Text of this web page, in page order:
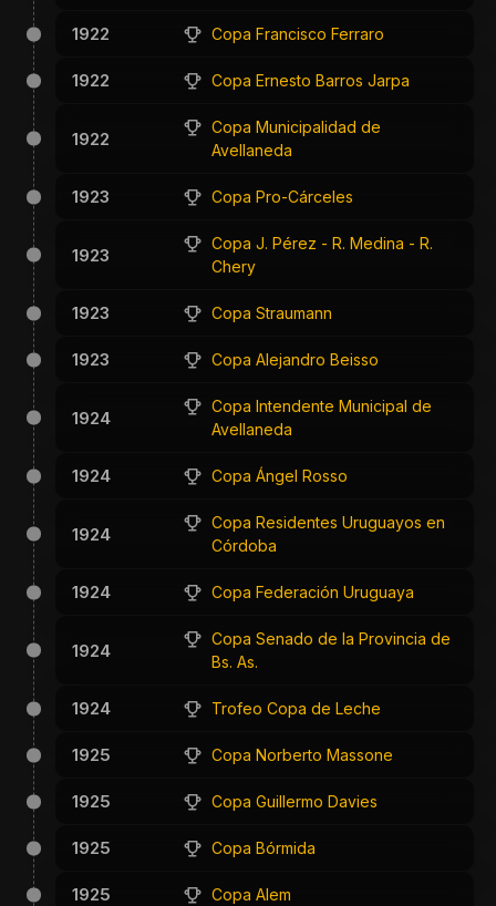
1922 Copa Francisco Ferraro
1922 Copa Ernesto Barros Jarpa
1922
Copa Municipalidad de
Avellaneda
1923 Copa Pro-Cárceles
1923
Copa J. Pérez - R. Medina - R.
Chery
1923 Copa Straumann
1923 Copa Alejandro Beisso
1924
Copa Intendente Municipal de
Avellaneda
1924 Copa Ángel Rosso
1924
Copa Residentes Uruguayos en
Córdoba
1924 Copa Federación Uruguaya
1924
Copa Senado de la Provincia de
Bs. As.
1924 Trofeo Copa de Leche
1925 Copa Norberto Massone
1925 Copa Guillermo Davies
1925 Copa Bórmida
1925 Copa Alem